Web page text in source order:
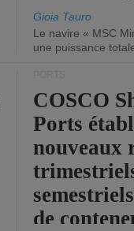
Gioia Tauro
Le navire « MSC
une puissance
COSCO
Ports
nouveaux
de